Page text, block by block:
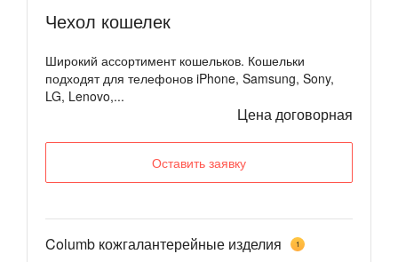
Чехол кошелек
Широкий ассортимент кошельков. Кошельки
подходят для телефонов iPhone, Samsung, Sony,
LG, Lenovo,...
Цена договорная
Оставить заявку
Columb кожгалантерейные изделия 1